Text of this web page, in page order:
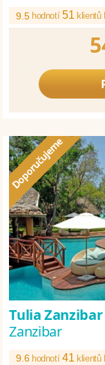
9.5 hodnotí51klientů
Tulia
Zanzibar
9.6 hodnotí41 klientů